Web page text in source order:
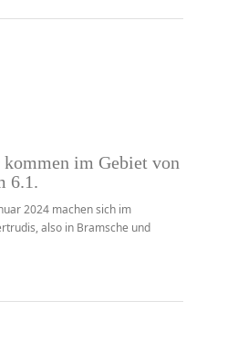
im Gebiet von
6.1.
2024 machen sich im
also in Bramsche und